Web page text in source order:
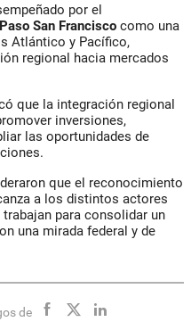
por el
Paso San Francisco como una
Atlántico y Pacífico,
regional hacia mercados
que la integración regional
inversiones,
las oportunidades de
que el reconocimiento
a los distintos actores
para consolidar un
una mirada federal y de
de